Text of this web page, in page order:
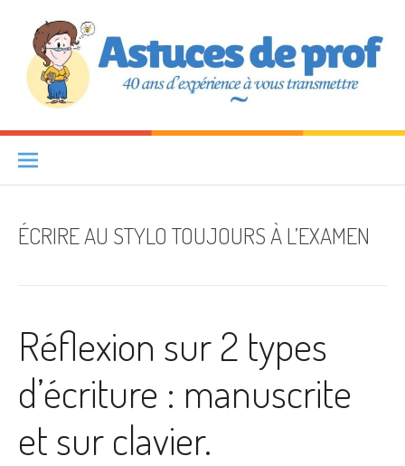
Astuces de prof
ÉCRIRE AU STYLO TOUJOURS À L’EXAMEN
Réflexion sur 2 types
d’écriture : manuscrite
et sur clavier.